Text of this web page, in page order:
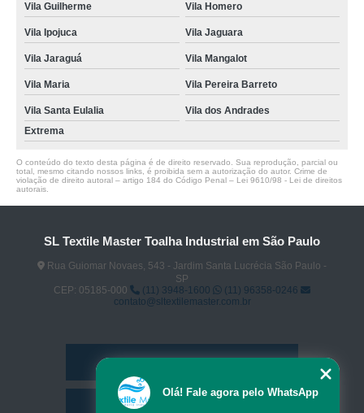
Vila Guilherme Vila Homero
Vila Ipojuca Vila Jaguara
Vila Jaraguá Vila Mangalot
Vila Maria Vila Pereira Barreto
Vila Santa Eulalia
Vila dos Andrades
Extrema
O conteúdo do texto desta página é de direito reservado. Sua reprodução, parcial ou
total, mesmo citando nossos links, é proibida sem a autorização do autor. Crime de
violação de direito autoral – artigo 184 do Código Penal – Lei 9610/98 - Lei de direitos
autorais
SL Textile Master Toalha Industrial em São Paulo
Rua Guiomar Novaes, 543 - Jardim Santa Lucrécia São Paulo -
SP
CEP: 05185-000
(11) 3948-1600
(11) 96358-0246
contato@sltextilemaster.com.br
Olá! Fale agora pelo WhatsApp